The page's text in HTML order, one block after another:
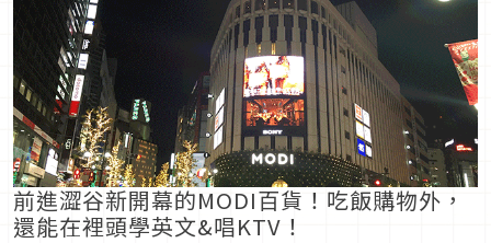
前進澀谷新開幕的MODI百貨！吃飯購物外，
還能在裡頭學英文&唱KTV！